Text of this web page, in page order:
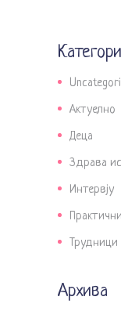
Актуелно
Деца
Здрава
Интервју
Трудници
Архива